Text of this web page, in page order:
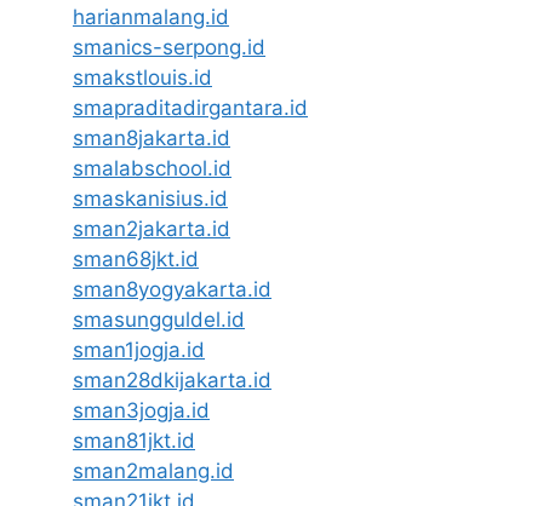
harianmalang.id
smanics-serpong.id
smakstlouis.id
smapraditadirgantara.id
sman8jakarta.id
smalabschool.id
smaskanisius.id
sman2jakarta.id
sman68jkt.id
sman8yogyakarta.id
smasungguldel.id
sman1jogja.id
sman28dkijakarta.id
sman3jogja.id
sman81jkt.id
sman2malang.id
sman21jkt.id